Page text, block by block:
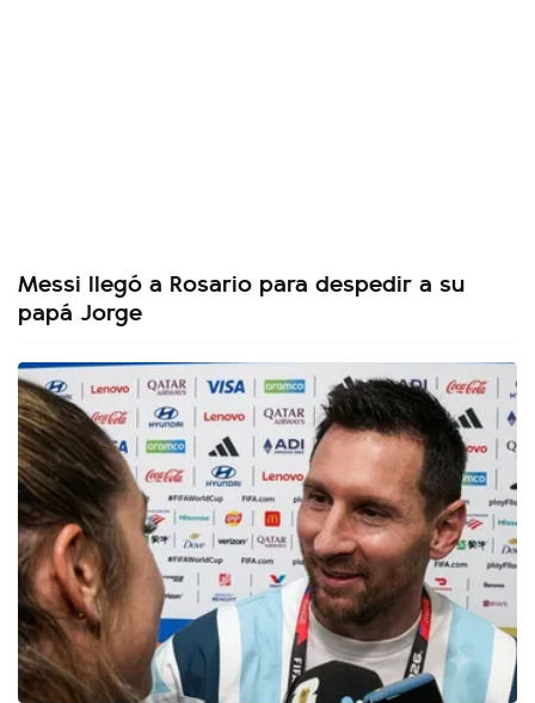
Messi llegó a Rosario para despedir a su
papá Jorge